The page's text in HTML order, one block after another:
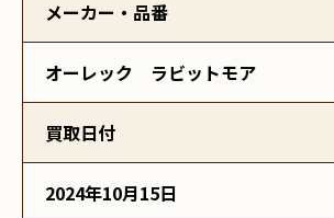
メーカー・品番
オーレック ラビットモア
買取日付
2024年10月15日